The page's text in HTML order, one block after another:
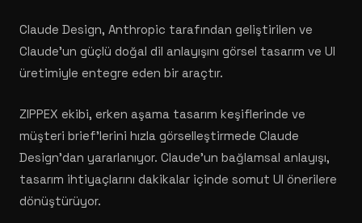
Claude Design, Anthropic tarafından geliştirilen ve
Claude'un güçlü doğal dil anlayışını görsel tasarım ve UI
üretimiyle entegre eden bir araçtır.
ZIPPEX ekibi, erken aşama tasarım keşiflerinde ve
müşteri brief'lerini hızla görselleştirmede Claude
Design'dan yararlanıyor. Claude'un bağlamsal anlayışı,
tasarım ihtiyaçlarını dakikalar içinde somut UI önerilere
dönüştürüyor.